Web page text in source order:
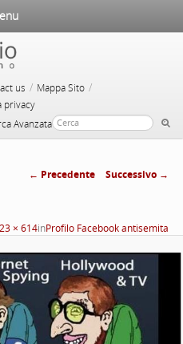
us / Mappa Sito /
privacy
Avanzata
immagini
← Precedente Successivo →
× 614inProfilo Facebook antisemita